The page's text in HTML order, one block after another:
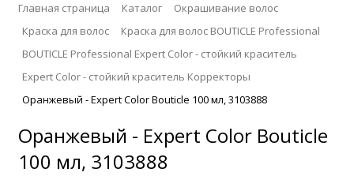
Главная страница Каталог
Окрашивание волос
Краска для волос
Краска для волос BOUTICLE Professional
BOUTICLE Professional Expert Color - стойкий краситель
Expert Color - стойкий краситель Корректоры
Оранжевый - Expert Color Bouticle 100 мл, 3103888
Оранжевый - Expert Color Bouticle
100 мл, 3103888